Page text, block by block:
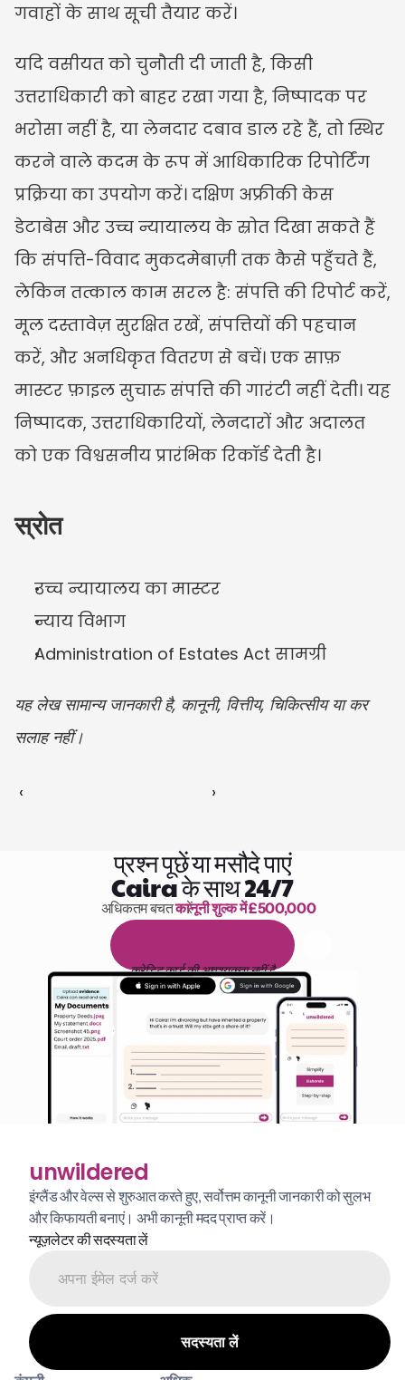
गवाहों के साथ सूची तैयार करें।
यदि वसीयत को चुनौती दी जाती है, किसी
उत्तराधिकारी को बाहर रखा गया है, निष्पादक पर
भरोसा नहीं है, या लेनदार दबाव डाल रहे हैं, तो स्थिर
करने वाले कदम के रूप में आधिकारिक रिपोर्टिंग
प्रक्रिया का उपयोग करें। दक्षिण अफ्रीकी केस
डेटाबेस और उच्च न्यायालय के स्रोत दिखा सकते हैं
कि संपत्ति-विवाद मुकदमेबाज़ी तक कैसे पहुँचते हैं,
लेकिन तत्काल काम सरल है: संपत्ति की रिपोर्ट करें,
मूल दस्तावेज़ सुरक्षित रखें, संपत्तियों की पहचान
करें, और अनधिकृत वितरण से बचें। एक साफ़
मास्टर फ़ाइल सुचारु संपत्ति की गारंटी नहीं देती। यह
निष्पादक, उत्तराधिकारियों, लेनदारों और अदालत
को एक विश्वसनीय प्रारंभिक रिकॉर्ड देती है।
स्रोत
उच्च न्यायालय का मास्टर
न्याय विभाग
Administration of Estates Act सामग्री
यह लेख सामान्य जानकारी है, कानूनी, वित्तीय, चिकित्सीय या कर
सलाह नहीं।
‹ ›
प्रश्न पूछें या मसौदे पाएं
Caira के साथ 24/7
पढ़ने के 1,000 घंटे
अधिकतम बचत करें कानूनी शुल्क में £500,000
िन यल
क्रेडिट कार्ड की आवश्यकता नहीं है
unwildered
इंग्लैंड और वेल्स से शुरुआत करते हुए, सर्वोत्तम कानूनी जानकारी को सुलभ
और किफायती बनाएं। अभी कानूनी मदद प्राप्त करें।
न्यूज़लेटर की सदस्यता लें